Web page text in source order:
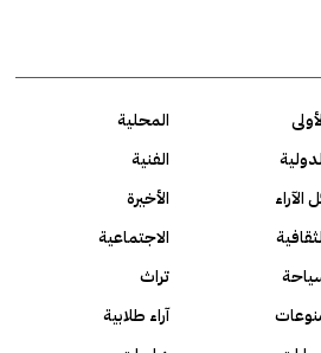
المحلية
الفنية
الآراء
الأخيرة
الاجتماعية
تراث
آراء طلابية